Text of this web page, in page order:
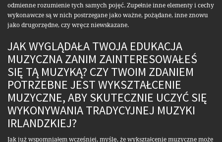
odmienne rozumienie tych samych pojęć. Zupełnie inne elementy i cechy
wykonawcze są w nich postrzegane jako ważne, pożądane, inne znowu
jako drugorzędne, czy wręcz niewskazane.
JAK WYGLĄDAŁA TWOJA EDUKACJA
MUZYCZNA ZANIM ZAINTERESOWAŁEŚ
SIĘ TĄ MUZYKĄ? CZY TWOIM ZDANIEM
POTRZEBNE JEST WYKSZTAŁCENIE
MUZYCZNE, ABY SKUTECZNIE UCZYĆ SIĘ
WYKONYWANIA TRADYCYJNEJ MUZYKI
IRLANDZKIEJ?
Jak już wspomniałem wcześniej, myślę, że wykształcenie muzyczne może